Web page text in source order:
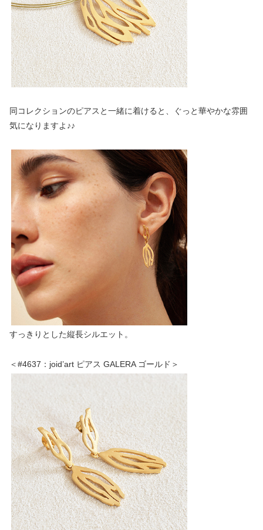
同コレクションのピアスと一緒に着けると、ぐっと華やかな雰囲
気になりますよ♪♪
すっきりとした縦長シルエット。
＜#4637：joid’art ピアス GALERA ゴールド＞